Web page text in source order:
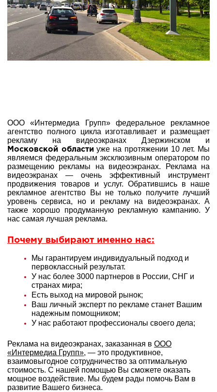
ООО «Интермедиа Групп» федеральное рекламное
агентство полного цикла изготавливает и размещает
рекламу на видеоэкранах Дзержинском и
Московской области уже на протяжении 10 лет. Мы
являемся федеральным эксклюзивным оператором по
размещению рекламы на видеоэкранах. Реклама на
видеоэкранах — очень эффективный инструмент
продвижения товаров и услуг. Обратившись в наше
рекламное агентство Вы не только получите лучший
уровень сервиса, но и рекламу на видеоэкранах. А
также хорошо продуманную рекламную кампанию. У
нас самая лучшая реклама.
Почему выбирают именно нас:
Мы гарантируем индивидуальный подход и
первоклассный результат.
У нас более 3000 партнеров в России, СНГ и
странах мира;
Есть выход на мировой рынок;
Ваш личный эксперт по рекламе станет Вашим
надежным помощником;
У нас работают профессионалы своего дела;
Реклама на видеоэкранах, заказанная в ООО
«Интермедиа Групп», — это продуктивное,
взаимовыгодное сотрудничество за оптимальную
стоимость. С нашей помощью Вы сможете оказать
мощное воздействие. Мы будем рады помочь Вам в
развитие Вашего бизнеса.